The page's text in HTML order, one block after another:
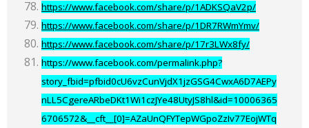
https://www.facebook.com/share/p/1ADKSQaV2p/
https://www.facebook.com/share/p/1DR7RWmYmv/
https://www.facebook.com/share/p/17r3LWx8fy/
https://www.facebook.com/permalink.php?
story_fbid=pfbid0cU6vzCunVjdX1jzGSG4CwxA6D7AEPy
nLL5CgereARbeDKt1Wi1czJYe48UtyJS8hl&id=10006365
6706572&__cft__[0]=AZaUnQFYTepWGpoZzIv77EojWTq